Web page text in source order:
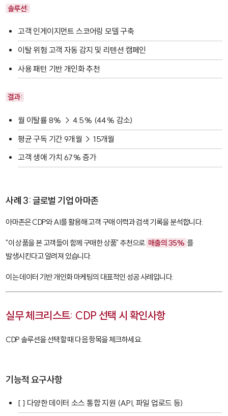
솔루션:
고객 인게이지먼트 스코어링 모델 구축
이탈 위험 고객 자동 감지 및 리텐션 캠페인
사용 패턴 기반 개인화 추천
결과:
월 이탈률 8% → 4.5% (44% 감소)
평균 구독 기간 9개월 → 15개월
고객 생애 가치 67% 증가
사례 3: 글로벌 기업 아마존
아마존은 CDP와 AI를 활용해 고객 구매 이력과 검색 기록을 분석합니다.
"이 상품을 본 고객들이 함께 구매한 상품" 추천으로 매출의 35% 를
발생시킨다고 알려져 있습니다.
이는 데이터 기반 개인화 마케팅의 대표적인 성공 사례입니다.
실무 체크리스트: CDP 선택 시 확인사항
CDP 솔루션을 선택할 때 다음 항목을 체크하세요.
기능적 요구사항
[ ] 다양한 데이터 소스 통합 지원 (API, 파일 업로드 등)